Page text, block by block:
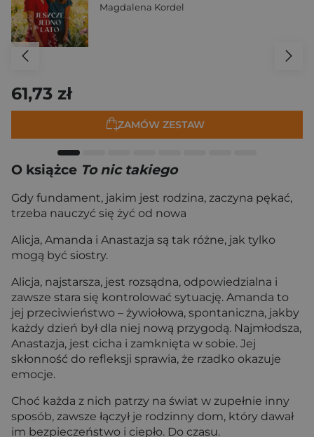
Magdalena Kordel
61,73 zł
ZAMÓW ZESTAW
O książce To nic takiego
Gdy fundament, jakim jest rodzina, zaczyna pękać,
trzeba nauczyć się żyć od nowa
Alicja, Amanda i Anastazja są tak różne, jak tylko
mogą być siostry.
Alicja, najstarsza, jest rozsądna, odpowiedzialna i
zawsze stara się kontrolować sytuację. Amanda to
jej przeciwieństwo – żywiołowa, spontaniczna, jakby
każdy dzień był dla niej nową przygodą. Najmłodsza,
Anastazja, jest cicha i zamknięta w sobie. Jej
skłonność do refleksji sprawia, że rzadko okazuje
emocje.
Choć każda z nich patrzy na świat w zupełnie inny
sposób, zawsze łączył je rodzinny dom, który dawał
im bezpieczeństwo i ciepło. Do czasu.